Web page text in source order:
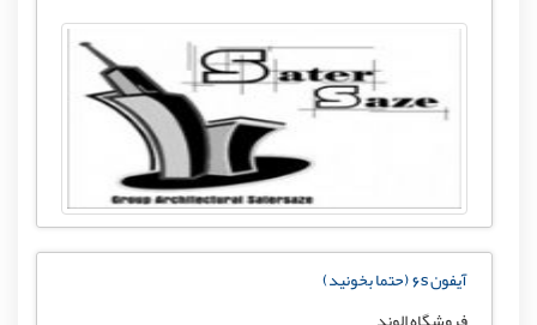
آیفون 6s (حتما بخونید)